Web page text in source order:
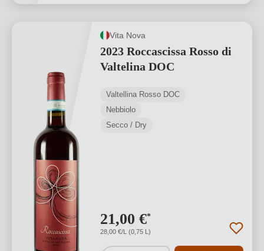
Vita Nova
2023 Roccascissa Rosso di
Valtelina DOC
Valtellina Rosso DOC
Nebbiolo
Secco / Dry
21,00 €*
28,00 €/L (0,75 L)